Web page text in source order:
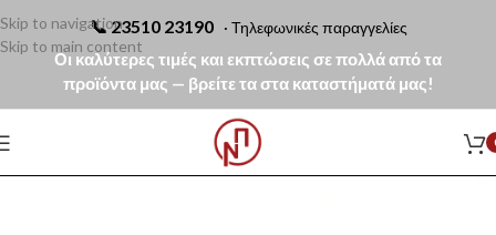
📞23510 23190 · Τηλεφωνικές παραγγελίες
Οι καλύτερες τιμές και εκπτώσεις σε πολλά από τα
προϊόντα μας — βρείτε τα στα καταστήματά μας!
Skip to navigation
Skip to main content